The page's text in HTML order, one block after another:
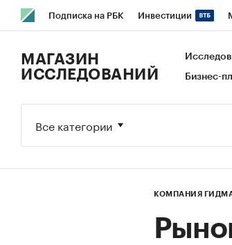
Подписка на РБК Инвестиции
Исследования Кредитные рейтинги
МАГАЗИН
ИССЛЕДОВАНИЙ
Бизнес-
Все категории
КОМПАНИЯ